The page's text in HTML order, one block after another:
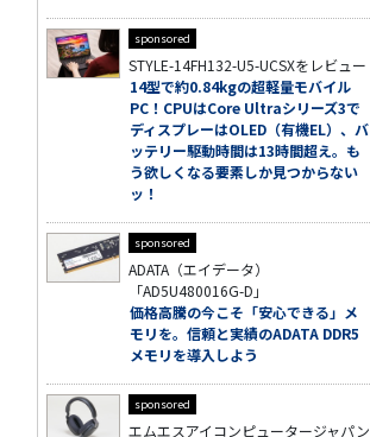
sponsored
STYLE-14FH132-U5-UCSXをレビュー
14型で約0.84kgの超軽量モバイル
PC！CPUはCore Ultraシリーズ3で
ディスプレーはOLED（有機EL）、バ
ッテリー駆動時間は13時間超え。も
う欲しくなる要素しか見つからない
ッ！
sponsored
ADATA（エイデータ）
「AD5U480016G-D」
価格高騰の今こそ「安心できる」メ
モリを。信頼と実績のADATA DDR5
メモリを導入しよう
sponsored
エムエスアイコンピュータージャパン